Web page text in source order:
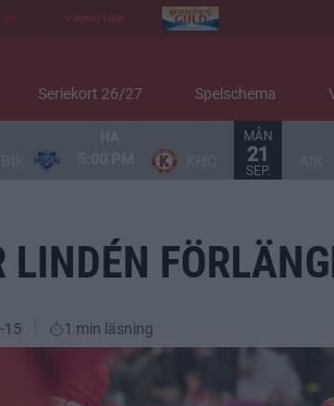
Seriekort 26/27 Spelschema
MÅN
21
SEP.
LINDÉN
15 1 min läsning